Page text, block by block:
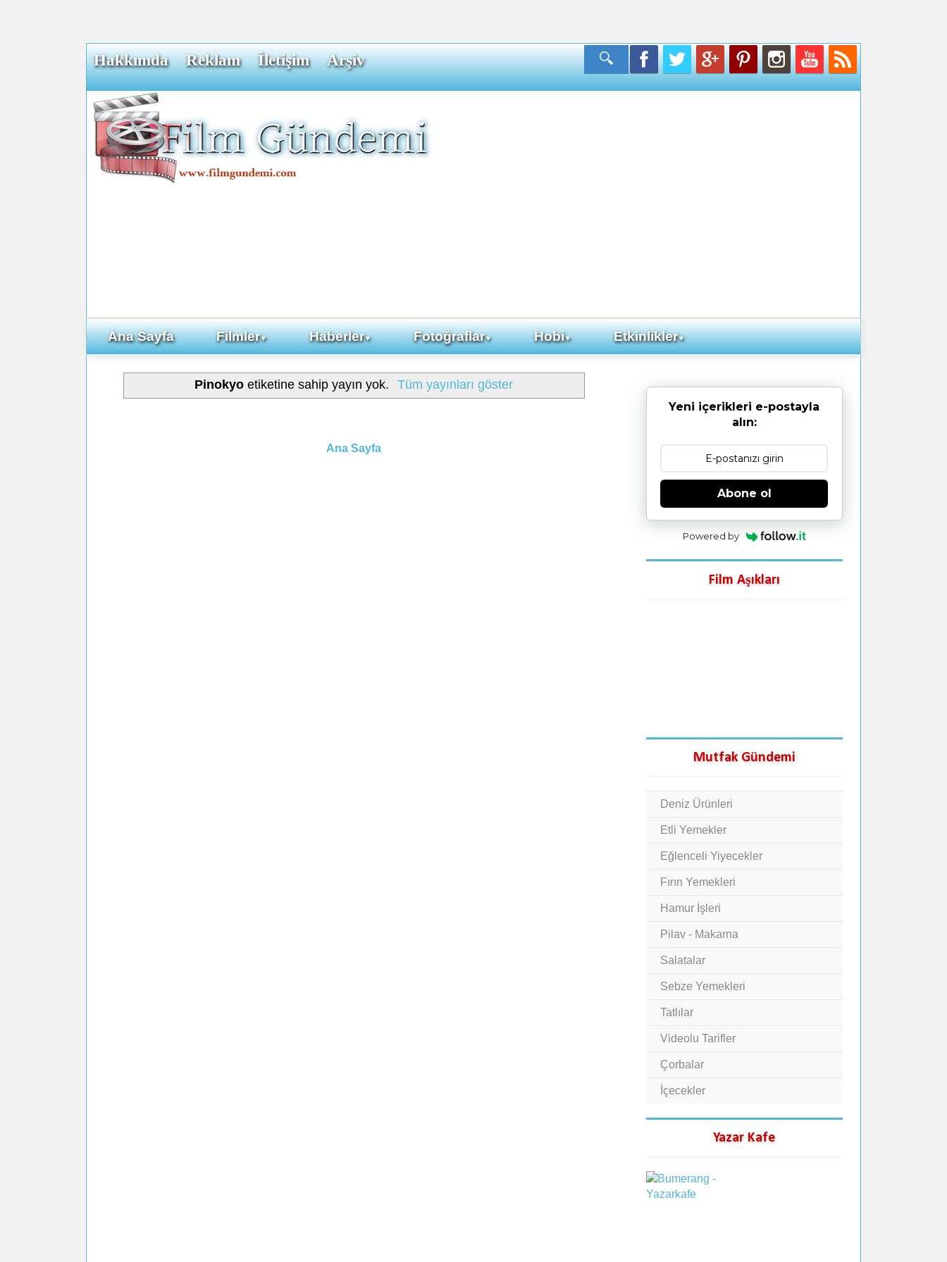
Hakkımda Reklam İletişim Arşiv
Ana Sayfa Filmler▼ Haberler▼ Fotoğraflar▼ Hobi▼ Etkinlikler▼
Pinokyoetiketine sahip yayın yok. Tüm yayınları göster
Ana Sayfa
Yeni içerikleri e-postayla
alın:
Abone ol
Powered by
Film Aşıkları
Mutfak Gündemi
Deniz Ürünleri
Etli Yemekler
Eğlenceli Yiyecekler
Fırın Yemekleri
Hamur İşleri
Pilav - Makarna
Salatalar
Sebze Yemekleri
Tatlılar
Videolu Tarifler
Çorbalar
İçecekler
Yazar Kafe